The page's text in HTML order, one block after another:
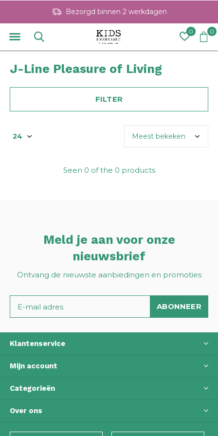
0 0
Bezorgd binnen 2 werkdagen
J-Line Pleasure of Living
FILTER
Seen 0 of the 0 products
Meld je aan voor onze
nieuwsbrief
Ontvang de nieuwste aanbiedingen en promoties
ABONNEER
Klantenservice
Mijn account
Categorieën
Over ons